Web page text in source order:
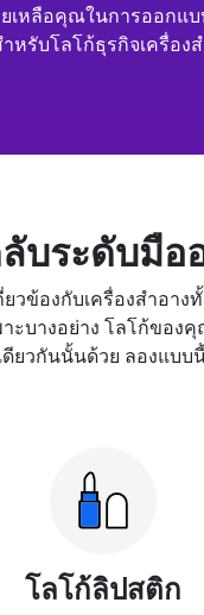
เหลือคุณในการออกแบ
หรับโลโก้ธุรกิจเครื่อง
บระดับมือ
วข้องกับเครื่องสำอาง
ะบางอย่าง โลโก้ของ
ดียวกันนั้นด้วย ลองแบบ
โลโก้ลิปสติก